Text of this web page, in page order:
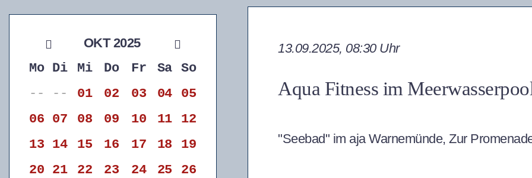
OKT 2025
Mo Di Mi Do Fr Sa
So
--
-- 01 02 03 04
05
06 07 08 09 10 11
12
13 14 15 16 17 18
19
20 21 22 23 24 25
26
Aqua Fitness im
13.09.2025, 08:30 Uhr
"Seebad" im aja Warnemünde, Zur